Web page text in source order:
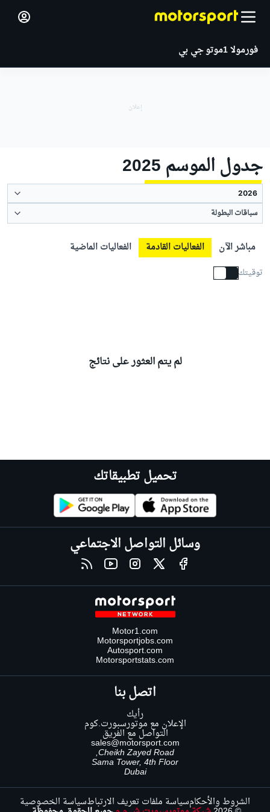
فورمولا 1 موتو جي بي
جدول الموسم 2025
سباقات البطولة
مباشر الآن الفعاليات القادمة الفعاليات الماضية
توقيتك
لم يتم العثور على نتائج
تحميل تطبيقاتك
وسائل التواصل الاجتماعي
Motor1.com
Motorsportjobs.com
Autosport.com
Motorsportstats.com
اتصل بنا
رأيك
الإعلان مع موتورسبورت.كوم
التواصل مع الفريق
sales@motorsport.com
Cheikh Zayed Road,
Sama Tower, 4th Floor
Dubai
الشروط والأحكامسياسة ملفات تعريف الارتباطسياسة الخصوصية